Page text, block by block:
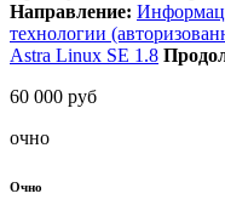
Направление:
технологии
Astra Linux SE 1.8
60 000 руб
очно
Очно